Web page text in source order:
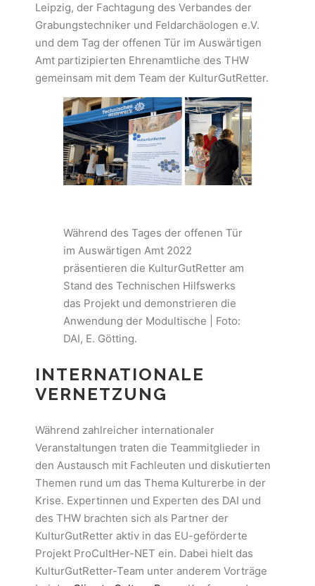
Leipzig, der Fachtagung des Verbandes der
Grabungstechniker und Feldarchäologen e.V.
und dem Tag der offenen Tür im Auswärtigen
Amt partizipierten Ehrenamtliche des THW
gemeinsam mit dem Team der KulturGutRetter.
Während des Tages der offenen Tür
im Auswärtigen Amt 2022
präsentieren die KulturGutRetter am
Stand des Technischen Hilfswerks
das Projekt und demonstrieren die
Anwendung der Modultische | Foto:
DAI, E. Götting.
INTERNATIONALE
VERNETZUNG
Während zahlreicher internationaler
Veranstaltungen traten die Teammitglieder in
den Austausch mit Fachleuten und diskutierten
Themen rund um das Thema Kulturerbe in der
Krise. Expertinnen und Experten des DAI und
des THW brachten sich als Partner der
KulturGutRetter aktiv in das EU-geförderte
Projekt ProCultHer-NET ein. Dabei hielt das
KulturGutRetter-Team unter anderem Vorträge